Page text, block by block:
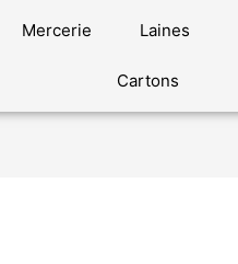
Mercerie Laines
Cartons